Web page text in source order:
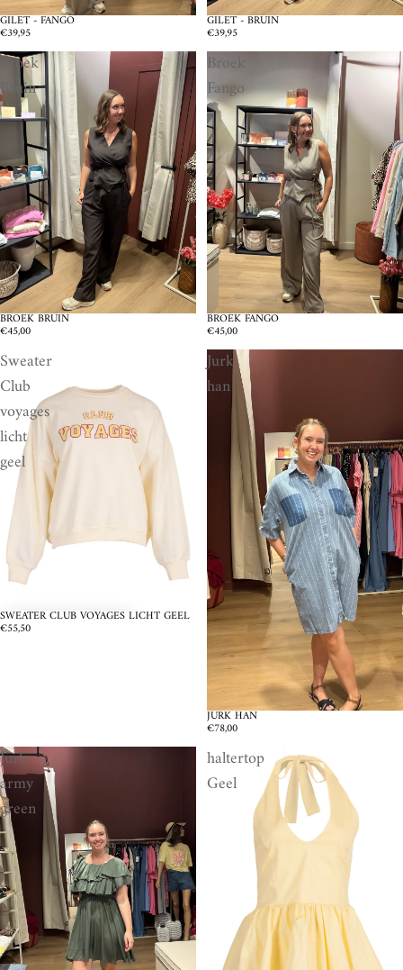
GILET - FANGO
€39,95
GILET - BRUIN
€39,95
Broek
Bruin
BROEK BRUIN
€45,00
Broek
Fango
BROEK FANGO
€45,00
Sweater
Club
voyages
licht
geel
SWEATER CLUB VOYAGES LICHT GEEL
€55,50
Jurk
han
UITVERKOCHT
JURK HAN
€78,00
Jurk
army
green
haltertop
Geel